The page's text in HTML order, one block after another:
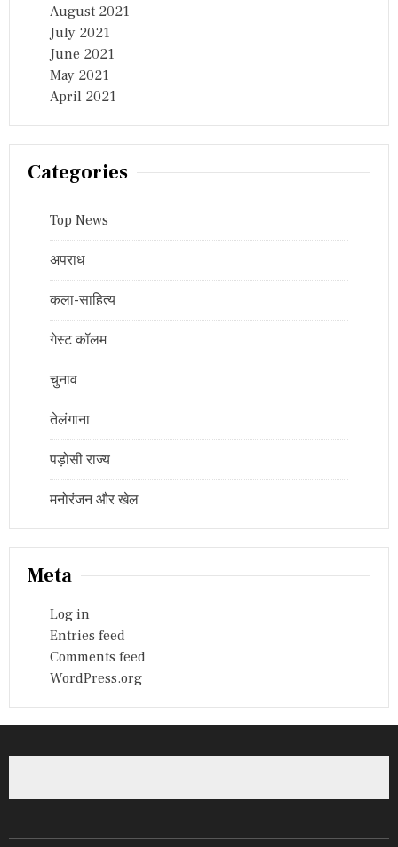
August 2021
July 2021
June 2021
May 2021
April 2021
Categories
Top News
अपराध
कला-साहित्य
गेस्ट कॉलम
चुनाव
तेलंगाना
पड़ोसी राज्य
मनोरंजन और खेल
Meta
Log in
Entries feed
Comments feed
WordPress.org